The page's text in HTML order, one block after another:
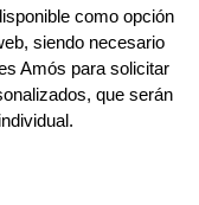
como opción
siendo necesario
Amós para solicitar
que serán